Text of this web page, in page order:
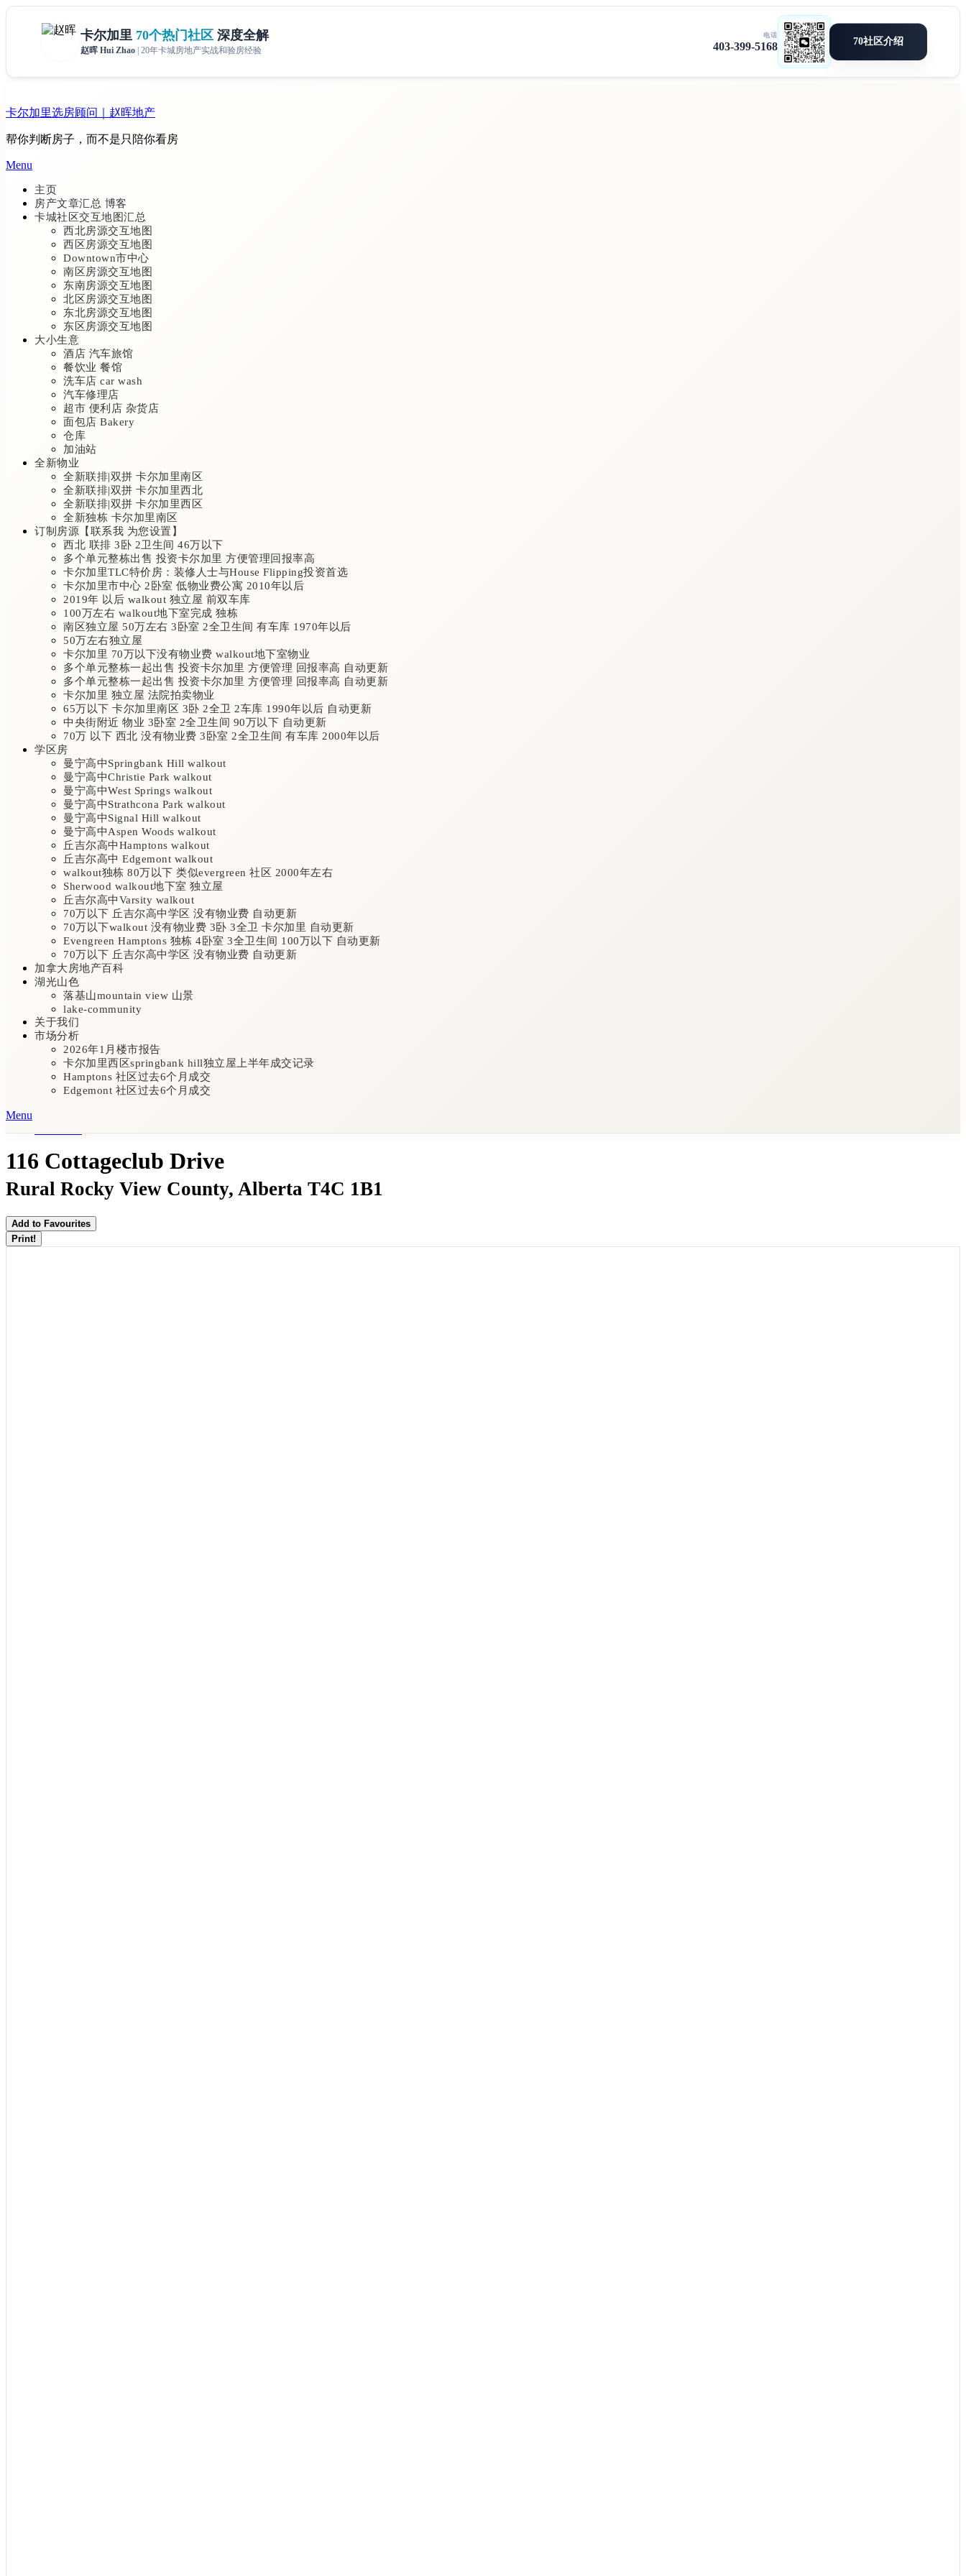
content
卡尔加里选房顾问｜赵晖地产
帮你判断房子，而不是只陪你看房
Menu
主页
房产文章汇总 博客
卡城社区交互地图汇总
西北房源交互地图
西区房源交互地图
Downtown市中心
南区房源交互地图
东南房源交互地图
北区房源交互地图
东北房源交互地图
东区房源交互地图
大小生意
酒店 汽车旅馆
餐饮业 餐馆
洗车店 car wash
汽车修理店
超市 便利店 杂货店
面包店 Bakery
仓库
加油站
全新物业
全新联排|双拼 卡尔加里南区
全新联排|双拼 卡尔加里西北
全新联排|双拼 卡尔加里西区
全新独栋 卡尔加里南区
订制房源【联系我 为您设置】
西北 联排 3卧 2卫生间 46万以下
多个单元整栋出售 投资卡尔加里 方便管理回报率高
卡尔加里TLC特价房：装修人士与House Flipping投资首选
卡尔加里市中心 2卧室 低物业费公寓 2010年以后
2019年 以后 walkout 独立屋 前双车库
100万左右 walkout地下室完成 独栋
南区独立屋 50万左右 3卧室 2全卫生间 有车库 1970年以后
50万左右独立屋
卡尔加里 70万以下没有物业费 walkout地下室物业
多个单元整栋一起出售 投资卡尔加里 方便管理 回报率高 自动更新
多个单元整栋一起出售 投资卡尔加里 方便管理 回报率高 自动更新
卡尔加里 独立屋 法院拍卖物业
65万以下 卡尔加里南区 3卧 2全卫 2车库 1990年以后 自动更新
中央街附近 物业 3卧室 2全卫生间 90万以下 自动更新
70万 以下 西北 没有物业费 3卧室 2全卫生间 有车库 2000年以后
学区房
曼宁高中Springbank Hill walkout
曼宁高中Christie Park walkout
曼宁高中West Springs walkout
曼宁高中Strathcona Park walkout
曼宁高中Signal Hill walkout
曼宁高中Aspen Woods walkout
丘吉尔高中Hamptons walkout
丘吉尔高中 Edgemont walkout
walkout独栋 80万以下 类似evergreen 社区 2000年左右
Sherwood walkout地下室 独立屋
丘吉尔高中Varsity walkout
70万以下 丘吉尔高中学区 没有物业费 自动更新
70万以下walkout 没有物业费 3卧 3全卫 卡尔加里 自动更新
Evengreen Hamptons 独栋 4卧室 3全卫生间 100万以下 自动更新
70万以下 丘吉尔高中学区 没有物业费 自动更新
加拿大房地产百科
湖光山色
落基山mountain view 山景
lake-community
关于我们
市场分析
2026年1月楼市报告
卡尔加里西区springbank hill独立屋上半年成交记录
Hamptons 社区过去6个月成交
Edgemont 社区过去6个月成交
Menu
116 Cottageclub Drive
Rural Rocky View County, Alberta T4C 1B1
Add to Favourites
Print!